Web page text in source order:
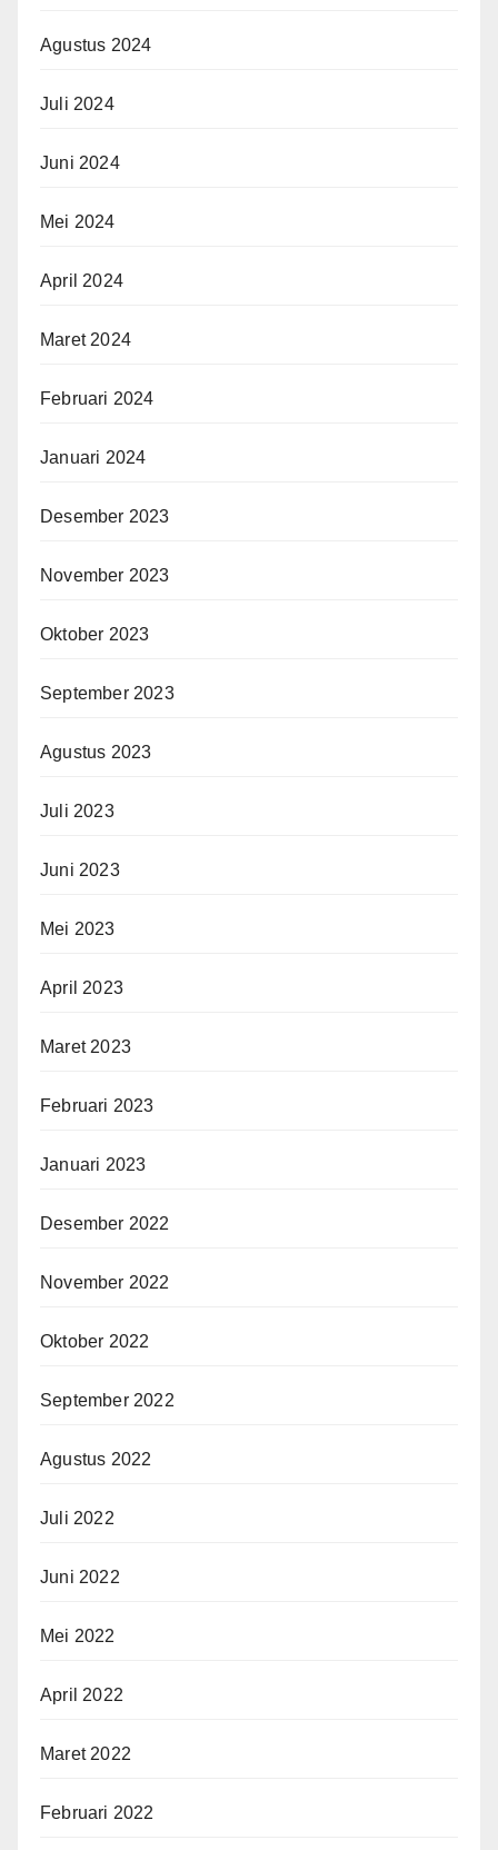
Agustus 2024
Juli 2024
Juni 2024
Mei 2024
April 2024
Maret 2024
Februari 2024
Januari 2024
Desember 2023
November 2023
Oktober 2023
September 2023
Agustus 2023
Juli 2023
Juni 2023
Mei 2023
April 2023
Maret 2023
Februari 2023
Januari 2023
Desember 2022
November 2022
Oktober 2022
September 2022
Agustus 2022
Juli 2022
Juni 2022
Mei 2022
April 2022
Maret 2022
Februari 2022